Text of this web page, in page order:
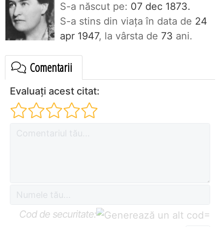
S-a născut pe: 07 dec 1873.
S-a stins din viaţa în data de 24
apr 1947, la vârsta de 73 ani.
Comentarii
Evaluați acest citat:
Cod de securitate: =